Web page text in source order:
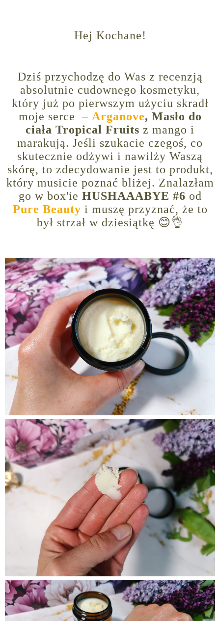
Hej Kochane!
Dziś przychodzę do Was z recenzją
absolutnie cudownego kosmetyku,
który już po pierwszym użyciu skradł
moje serce – Arganove, Masło do
ciała Tropical Fruits z mango i
marakują. Jeśli szukacie czegoś, co
skutecznie odżywi i nawilży Waszą
skórę, to zdecydowanie jest to produkt,
który musicie poznać bliżej. Znalazłam
go w box'ie HUSHAAABYE #6 od
Pure Beauty i muszę przyznać, że to
był strzał w dziesiątkę 😊👌